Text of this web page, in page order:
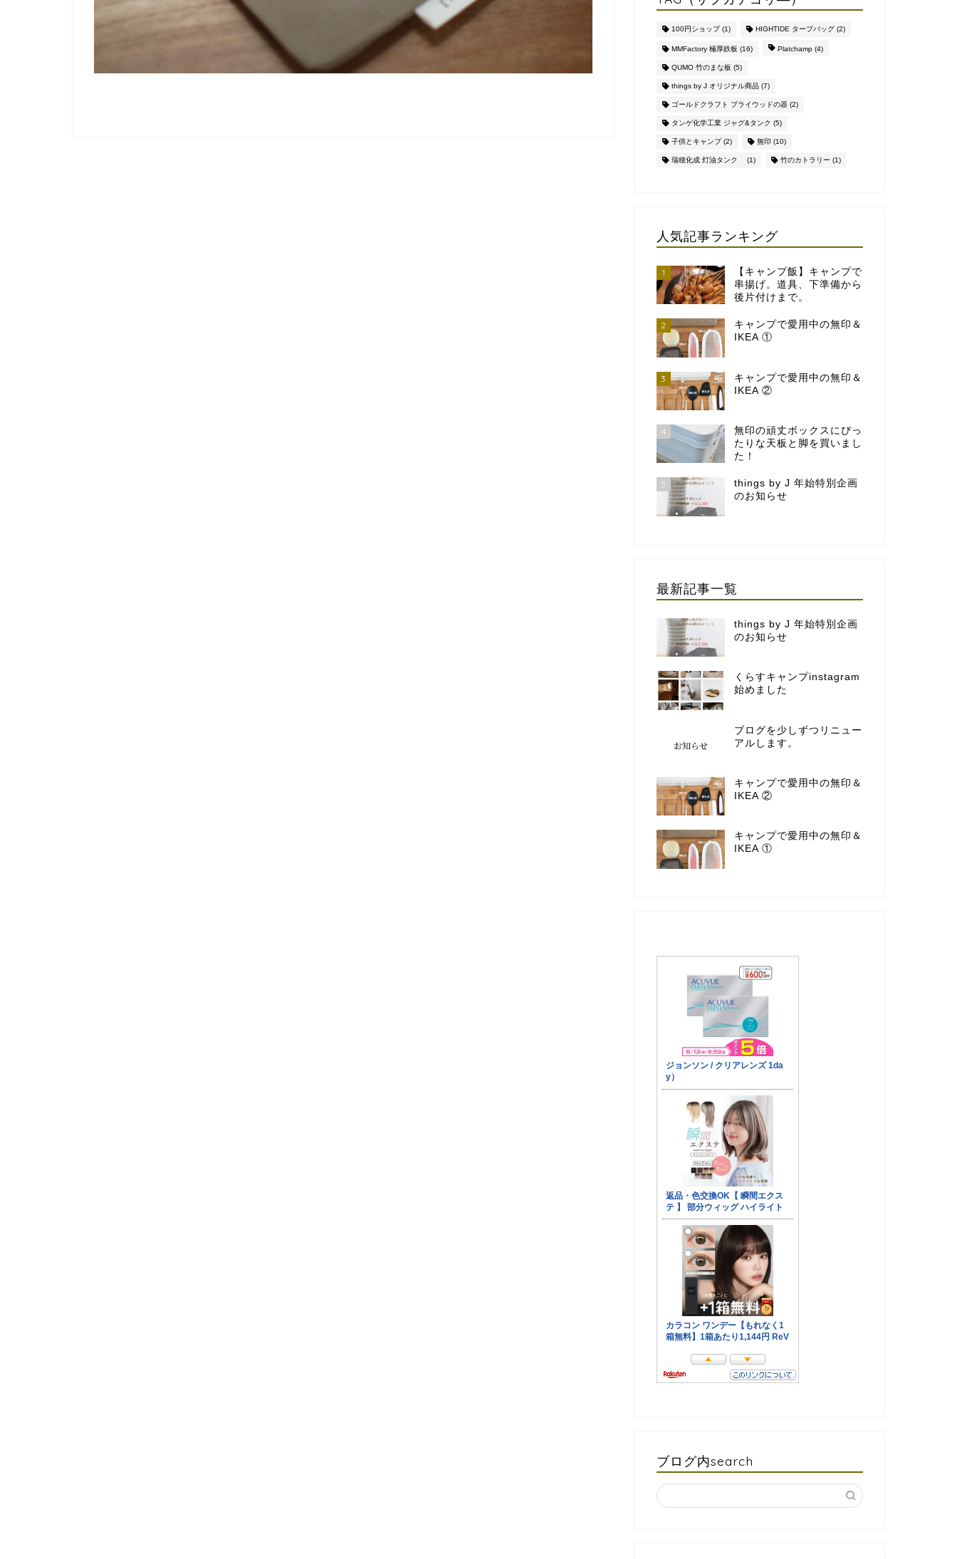
100円ショップ(1) HIGHTIDE タープバッグ(2)
MMFactory 極厚鉄板 (16) Platchamp(4)
QUMO 竹のまな板 (5)
things by J オリジナル商品(7)
ゴールドクラフト プライウッドの器(2)
タンゲ化学工業 ジャグ&タンク (5)
子供とキャンプ(2) 無印 (10)
瑞穂化成 灯油タンク (1) 竹のカトラリー (1)
人気記事ランキング
1
【キャンプ飯】キャンプで
串揚げ。道具、下準備から
後片付けまで。
2
キャンプで愛用中の無印＆
IKEA ①
3
キャンプで愛用中の無印＆
IKEA ②
4
無印の頑丈ボックスにぴっ
たりな天板と脚を買いまし
た！
5
things by J 年始特別企画
のお知らせ
最新記事一覧
things by J 年始特別企画
のお知らせ
くらすキャンプinstagram
始めました
ブログを少しずつリニュー
アルします。
キャンプで愛用中の無印＆
IKEA ②
キャンプで愛用中の無印＆
IKEA ①
ブログ内search